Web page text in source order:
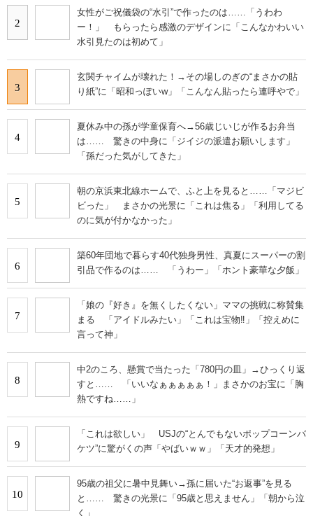
2
女性がご祝儀袋の“水引”で作ったのは……「うわわ
ー！」 もらったら感激のデザインに「こんなかわいい
水引見たのは初めて」
3
玄関チャイムが壊れた！→その場しのぎの“まさかの貼
り紙”に「昭和っぽいw」「こんなん貼ったら連呼やで」
4
夏休み中の孫が学童保育へ→56歳じいじが作るお弁当
は…… 驚きの中身に「ジイジの派遣お願いします」
「孫だった気がしてきた」
5
朝の京浜東北線ホームで、ふと上を見ると……「マジビ
ビった」 まさかの光景に「これは焦る」「利用してる
のに気が付かなかった」
6
築60年団地で暮らす40代独身男性、真夏にスーパーの割
引品で作るのは…… 「うわー」「ホント豪華な夕飯」
7
「娘の『好き』を無くしたくない」ママの挑戦に称賛集
まる 「アイドルみたい」「これは宝物‼︎」「控えめに
言って神」
8
中2のころ、懸賞で当たった「780円の皿」→ひっくり返
すと…… 「いいなぁぁぁぁぁ！」まさかのお宝に「胸
熱ですね……」
9
「これは欲しい」 USJの“とんでもないポップコーンバ
ケツ”に驚がくの声「やばいｗｗ」「天才的発想」
10
95歳の祖父に暑中見舞い→孫に届いた“お返事”を見る
と…… 驚きの光景に「95歳と思えません」「朝から泣
く」